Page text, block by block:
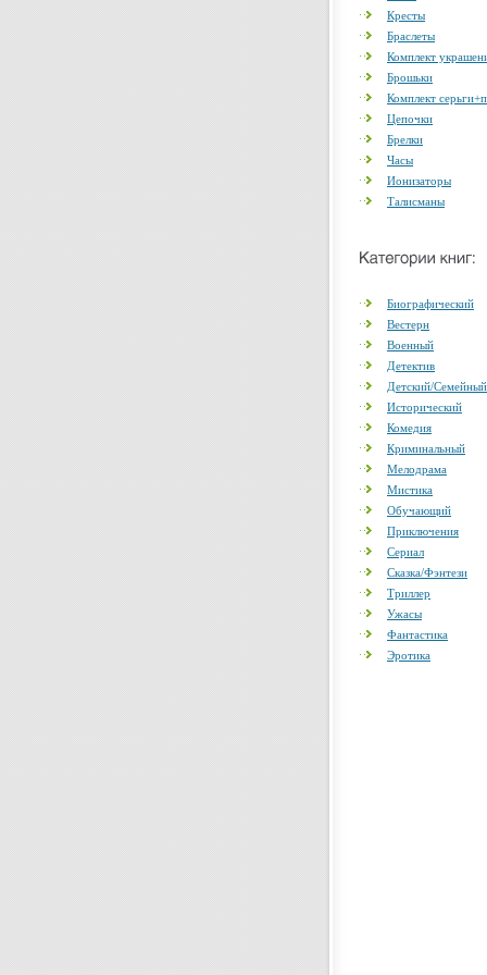
Кресты
Браслеты
Комплект
Брошьки
Комплект
Цепочки
Брелки
Часы
Ионизаторы
Талисманы
Биографический
Вестерн
Военный
Детектив
Детский/Семейный
Исторический
Комедия
Криминальный
Мелодрама
Мистика
Обучающий
Приключения
Сериал
Сказка/Фэнтези
Триллер
Ужасы
Фантастика
Эротика